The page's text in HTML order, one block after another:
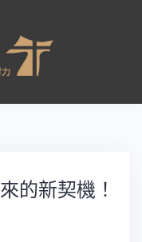
的新契機！